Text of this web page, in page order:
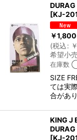
DURAG
[KJ-
￥1,800
(税込: ￥
希望小
在庫数
SIZE
ては実
合があ
KING J
DURAG
[KJ-